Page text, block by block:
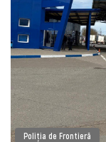
Poliţia de Frontieră